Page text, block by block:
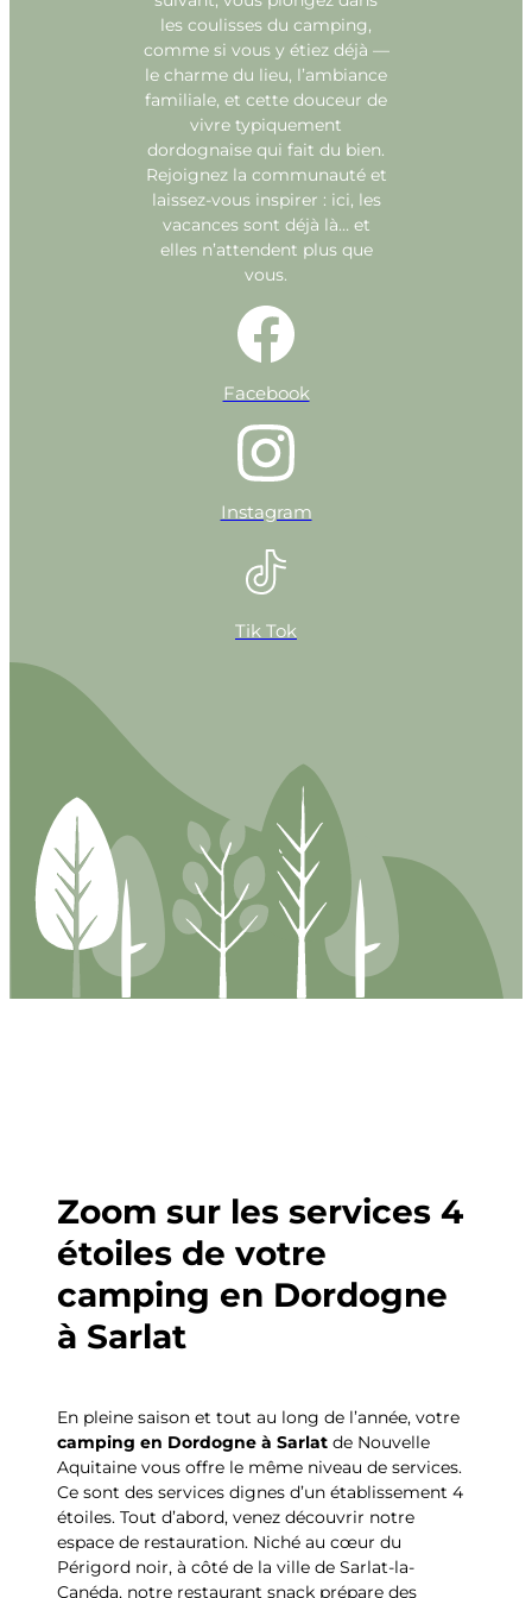
les coulisses du camping,
comme si vous y étiez déjà —
le charme du lieu, l’ambiance
familiale, et cette douceur de
vivre typiquement
dordognaise qui fait du bien.
Rejoignez la communauté et
laissez-vous inspirer : ici, les
vacances sont déjà là… et
elles n’attendent plus que
vous.
Facebook
Instagram
Tik Tok
Zoom sur les services 4
étoiles de votre
camping en Dordogne
à Sarlat
En pleine saison et tout au long de l’année, votre
camping en Dordogne à Sarlat de Nouvelle
Aquitaine vous offre le même niveau de services.
Ce sont des services dignes d’un établissement 4
étoiles. Tout d’abord, venez découvrir notre
espace de restauration. Niché au cœur du
Périgord noir, à côté de la ville de Sarlat-la-
Canéda, notre restaurant snack prépare des